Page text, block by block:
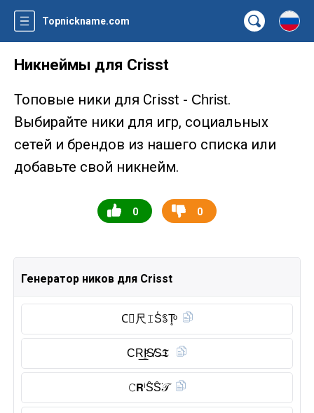
Topnickname.com
Никнеймы для Crisst
Топовые ники для Crisst - Christ.
Выбирайте ники для игр, социальных
сетей и брендов из нашего списка или
добавьте свой никнейм.
0 0
Генератор ников для Crisst
C⃠尺𝙸S̾ꌚT̥ͦ
CR͟I̥ͦS̸S̶𝕿
𝙲𝗥ⁱS̑̈S̑̈𝒯